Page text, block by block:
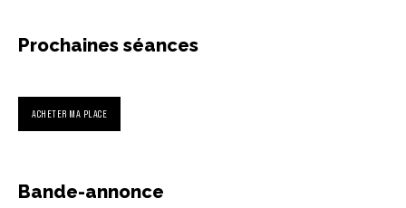
Prochaines séances
ACHETER MA PLACE
Bande-annonce